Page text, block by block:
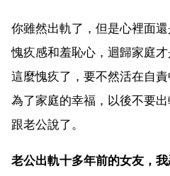
你雖然出軌了，但是心裡面
愧疚感和羞恥心，迴歸家庭
這麼愧疚了，要不然活在自責
為了家庭的幸福，以後不要
跟老公說了。
老公出軌十多年前的女友，